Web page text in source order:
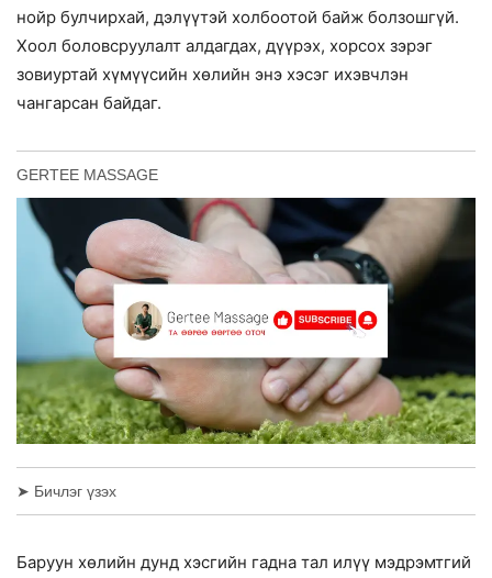
нойр булчирхай, дэлүүтэй холбоотой байж болзошгүй.
Хоол боловсруулалт алдагдах, дүүрэх, хорсох зэрэг
зовиуртай хүмүүсийн хөлийн энэ хэсэг ихэвчлэн
чангарсан байдаг.
GERTEE MASSAGE
➤ Бичлэг үзэх
Баруун хөлийн дунд хэсгийн гадна тал илүү мэдрэмтгий